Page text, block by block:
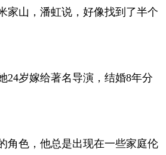
家山，潘虹说，好像找到了半个
24岁嫁给著名导演，结婚8年分
角色，他总是出现在一些家庭伦